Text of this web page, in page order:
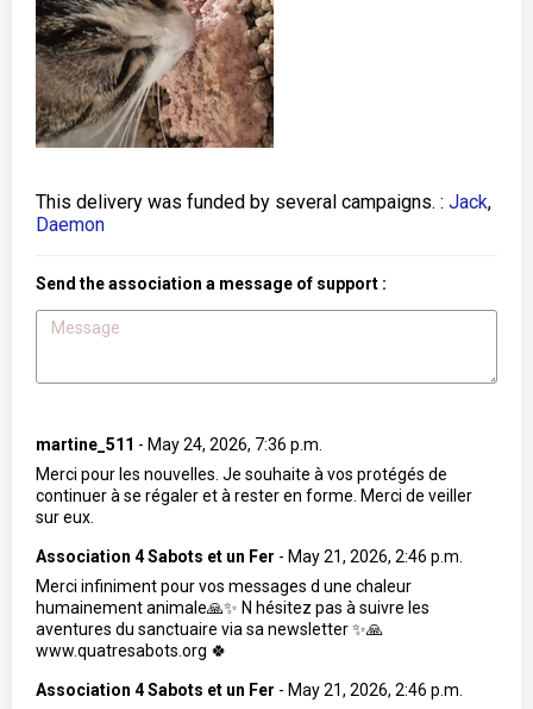
This delivery was funded by several campaigns. : Jack,
Daemon
Send the association a message of support :
martine_511 - May 24, 2026, 7:36 p.m.
Merci pour les nouvelles. Je souhaite à vos protégés de
continuer à se régaler et à rester en forme. Merci de veiller
sur eux.
Association 4 Sabots et un Fer - May 21, 2026, 2:46 p.m.
Merci infiniment pour vos messages d une chaleur
humainement animale🙏✨️ N hésitez pas à suivre les
aventures du sanctuaire via sa newsletter ✨️🙏
www.quatresabots.org 🍀
Association 4 Sabots et un Fer - May 21, 2026, 2:46 p.m.